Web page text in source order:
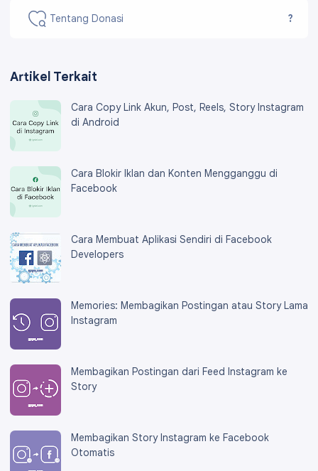
Tentang Donasi ?
Artikel Terkait
Cara Copy Link Akun, Post, Reels, Story Instagram
di Android
Cara Blokir Iklan dan Konten Mengganggu di
Facebook
Cara Membuat Aplikasi Sendiri di Facebook
Developers
Memories: Membagikan Postingan atau Story Lama
Instagram
Membagikan Postingan dari Feed Instagram ke
Story
Membagikan Story Instagram ke Facebook
Otomatis